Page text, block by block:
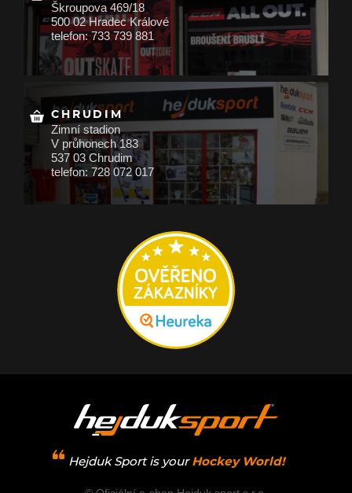
Škroupova 469/18
500 02 Hradec Králové
telefon: 733 739 881
CHRUDIM
Zimní stadion
V průhonech 183
537 03 Chrudim
telefon: 728 072 017
Hejduk Sport is your Hockey World!